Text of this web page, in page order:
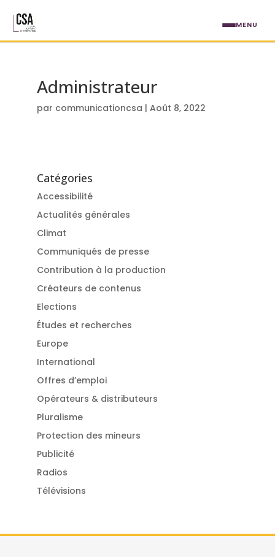
Administrateur
par communicationcsa | Août 8, 2022
Catégories
Accessibilité
Actualités générales
Climat
Communiqués de presse
Contribution à la production
Créateurs de contenus
Elections
Études et recherches
Europe
International
Offres d’emploi
Opérateurs & distributeurs
Pluralisme
Protection des mineurs
Publicité
Radios
Télévisions
MENU